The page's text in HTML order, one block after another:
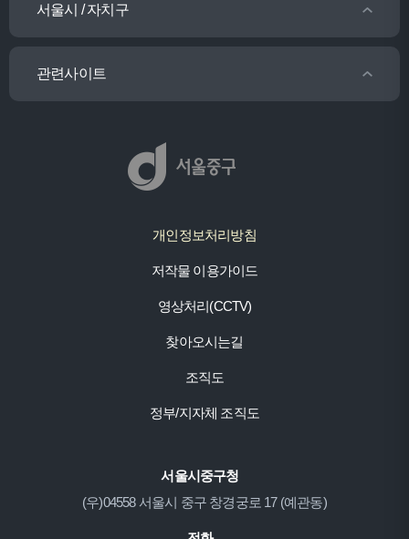
서울시 / 자치구
관련사이트
개인정보처리방침
저작물 이용가이드
영상처리(CCTV)
찾아오시는길
조직도
정부/지자체 조직도
서울시중구청
(우)04558 서울시 중구 창경궁로 17 (예관동)